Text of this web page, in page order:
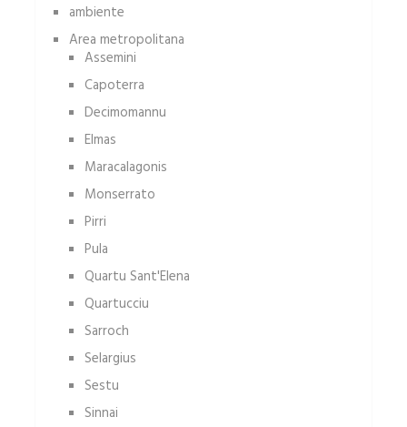
ambiente
Area metropolitana
Assemini
Capoterra
Decimomannu
Elmas
Maracalagonis
Monserrato
Pirri
Pula
Quartu Sant'Elena
Quartucciu
Sarroch
Selargius
Sestu
Sinnai